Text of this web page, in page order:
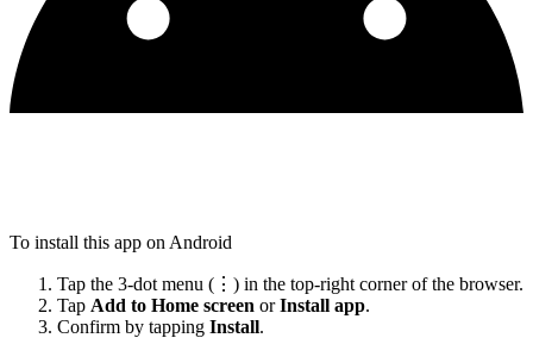
To install this app on Android
Tap the 3-dot menu (⋮) in the top-right corner of the browser.
Tap Add to Home screen orInstall app.
Confirm by tapping Install.